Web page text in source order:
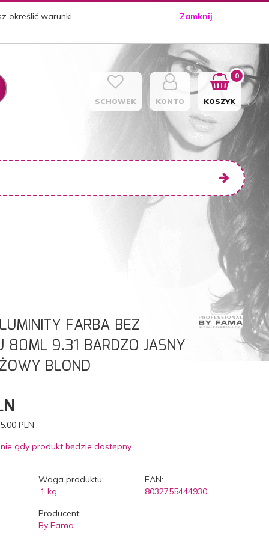
określić warunki Zamknij
SCHOWEK KONTO KOSZYK
0
FARBA BEZ
80ML 9.31 BARDZO JASNY
BLOND
PLN
gdy produkt będzie dostępny
Waga produktu:
.1 kg
EAN:
8032755444930
Producent:
By Fama